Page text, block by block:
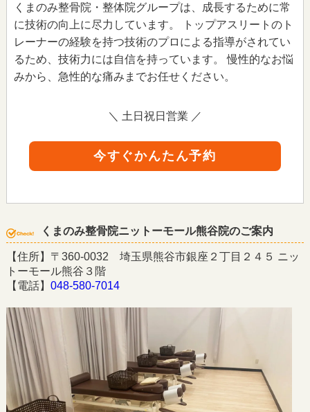
くまのみ整骨院・整体院グループは、成長するために常
に技術の向上に尽力しています。 トップアスリートのト
レーナーの経験を持つ技術のプロによる指導がされてい
るため、技術力には自信を持っています。 慢性的なお悩
みから、急性的な痛みまでお任せください。
＼ 土日祝日営業 ／
今すぐかんたん予約
くまのみ整骨院ニットーモール熊谷院のご案内
【住所】〒360-0032 埼玉県熊谷市銀座２丁目２４５ ニッ
トーモール熊谷３階
【電話】 048-580-7014